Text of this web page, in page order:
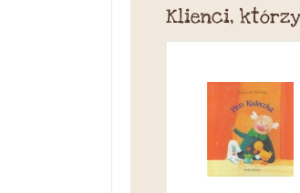
Klienci,